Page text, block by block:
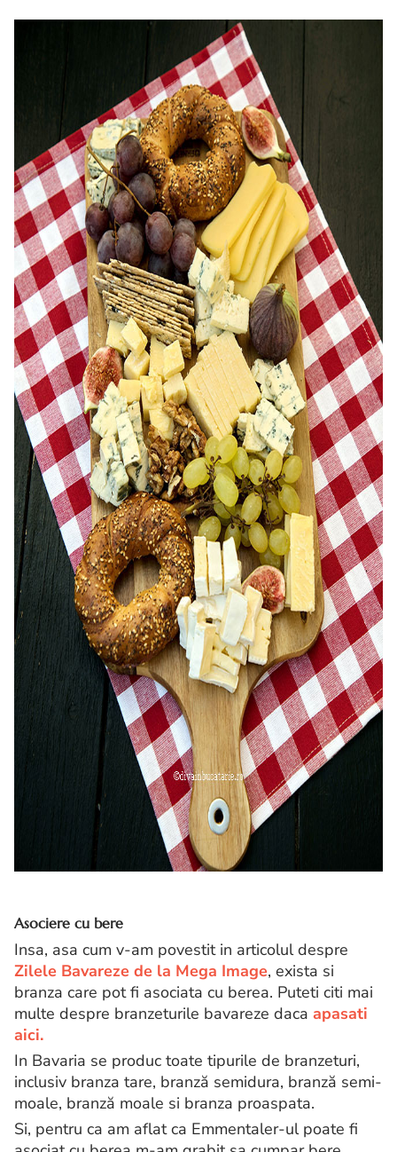
Asociere cu bere
Insa, asa cum v-am povestit in articolul despre
Zilele Bavareze de la Mega Image, exista si
branza care pot fi asociata cu berea. Puteti citi mai
multe despre branzeturile bavareze daca apasati
aici.
In Bavaria se produc toate tipurile de branzeturi,
inclusiv branza tare, branză semidura, branză semi-
moale, branză moale si branza proaspata.
Si, pentru ca am aflat ca Emmentaler-ul poate fi